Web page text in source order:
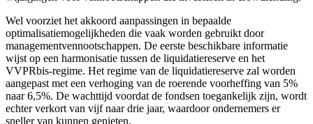
Wel voorziet het akkoord aanpassingen in bepaalde
optimalisatiemogelijkheden die vaak worden gebruikt door
managementvennootschappen. De eerste beschikbare informatie
wijst op een harmonisatie tussen de liquidatiereserve en het
VVPRbis-regime. Het regime van de liquidatiereserve zal worden
aangepast met een verhoging van de roerende voorheffing van 5%
naar 6,5%. De wachttijd voordat de fondsen toegankelijk zijn, wordt
echter verkort van vijf naar drie jaar, waardoor ondernemers er
sneller van kunnen genieten.